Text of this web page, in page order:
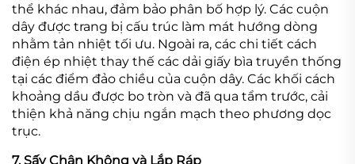
thể khác nhau, đảm bảo phân bố hợp lý. Các cuộn
dây được trang bị cấu trúc làm mát hướng dòng
nhằm tản nhiệt tối ưu. Ngoài ra, các chi tiết cách
điện ép nhiệt thay thế các dải giấy bìa truyền thống
tại các điểm đảo chiều của cuộn dây. Các khối cách
khoảng dầu được bo tròn và đã qua tẩm trước, cải
thiện khả năng chịu ngắn mạch theo phương dọc
trục.
7. Sấy Chân Không và Lắp Ráp